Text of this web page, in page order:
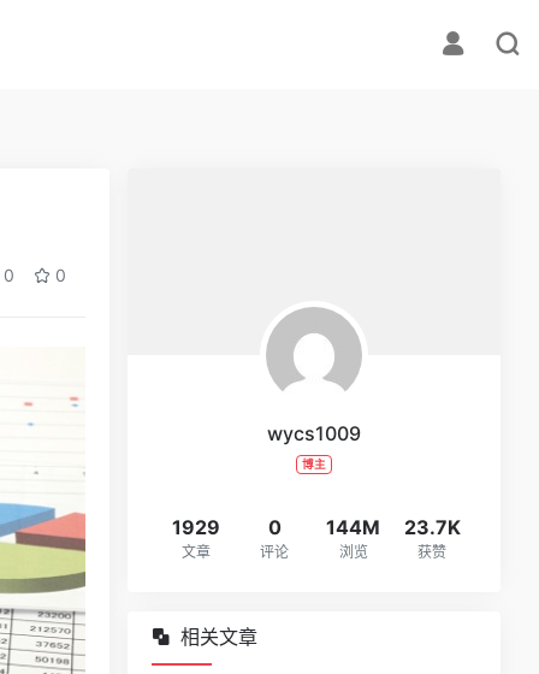
0 0
wycs1009
博主
1929
文章
0
评论
144M
浏览
23.7K
获赞
相关文章